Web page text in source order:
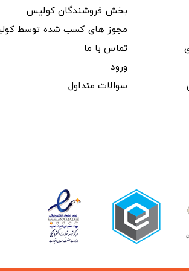
بخش فروشندگان کولیس
مجوز های کسب شده توسط
تماس با ما
ورود
سوالات متداول